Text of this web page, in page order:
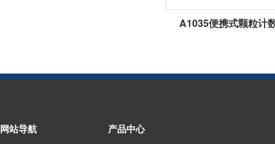
A1035便携式颗粒计
网站导航 产品中心